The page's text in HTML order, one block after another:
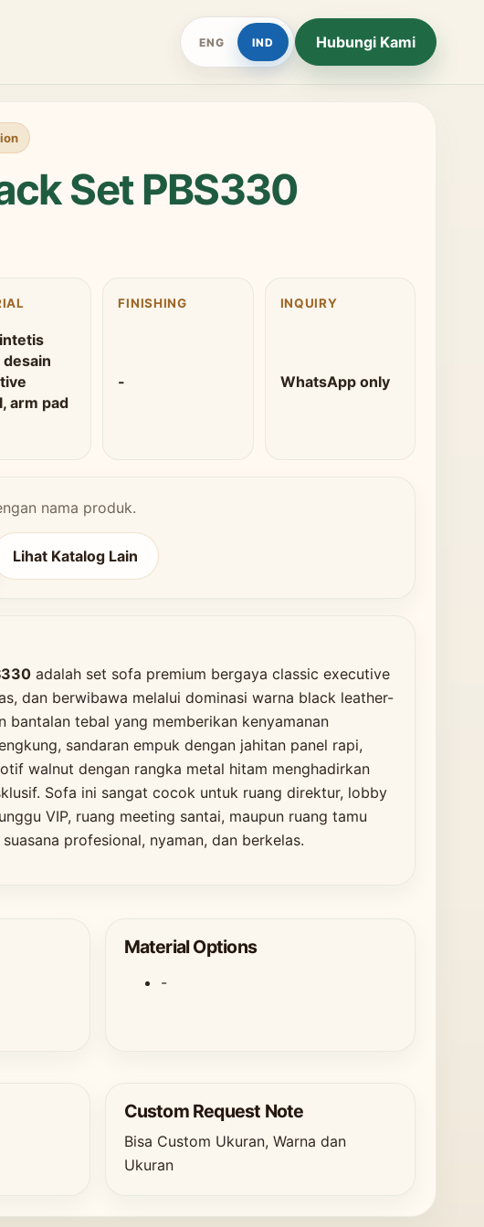
ENG IND Hubungi Kami
Set PBS330
desain
arm pad
FINISHING
-
INQUIRY
WhatsApp only
nama produk.
Lihat Katalog Lain
adalah set sofa premium bergaya classic executive
dan berwibawa melalui dominasi warna black leather-
bantalan tebal yang memberikan kenyamanan
sandaran empuk dengan jahitan panel rapi,
walnut dengan rangka metal hitam menghadirkan
Sofa ini sangat cocok untuk ruang direktur, lobby
VIP, ruang meeting santai, maupun ruang tamu
profesional, nyaman, dan berkelas.
Material Options
-
Custom Request Note
Bisa Custom Ukuran, Warna dan
Ukuran